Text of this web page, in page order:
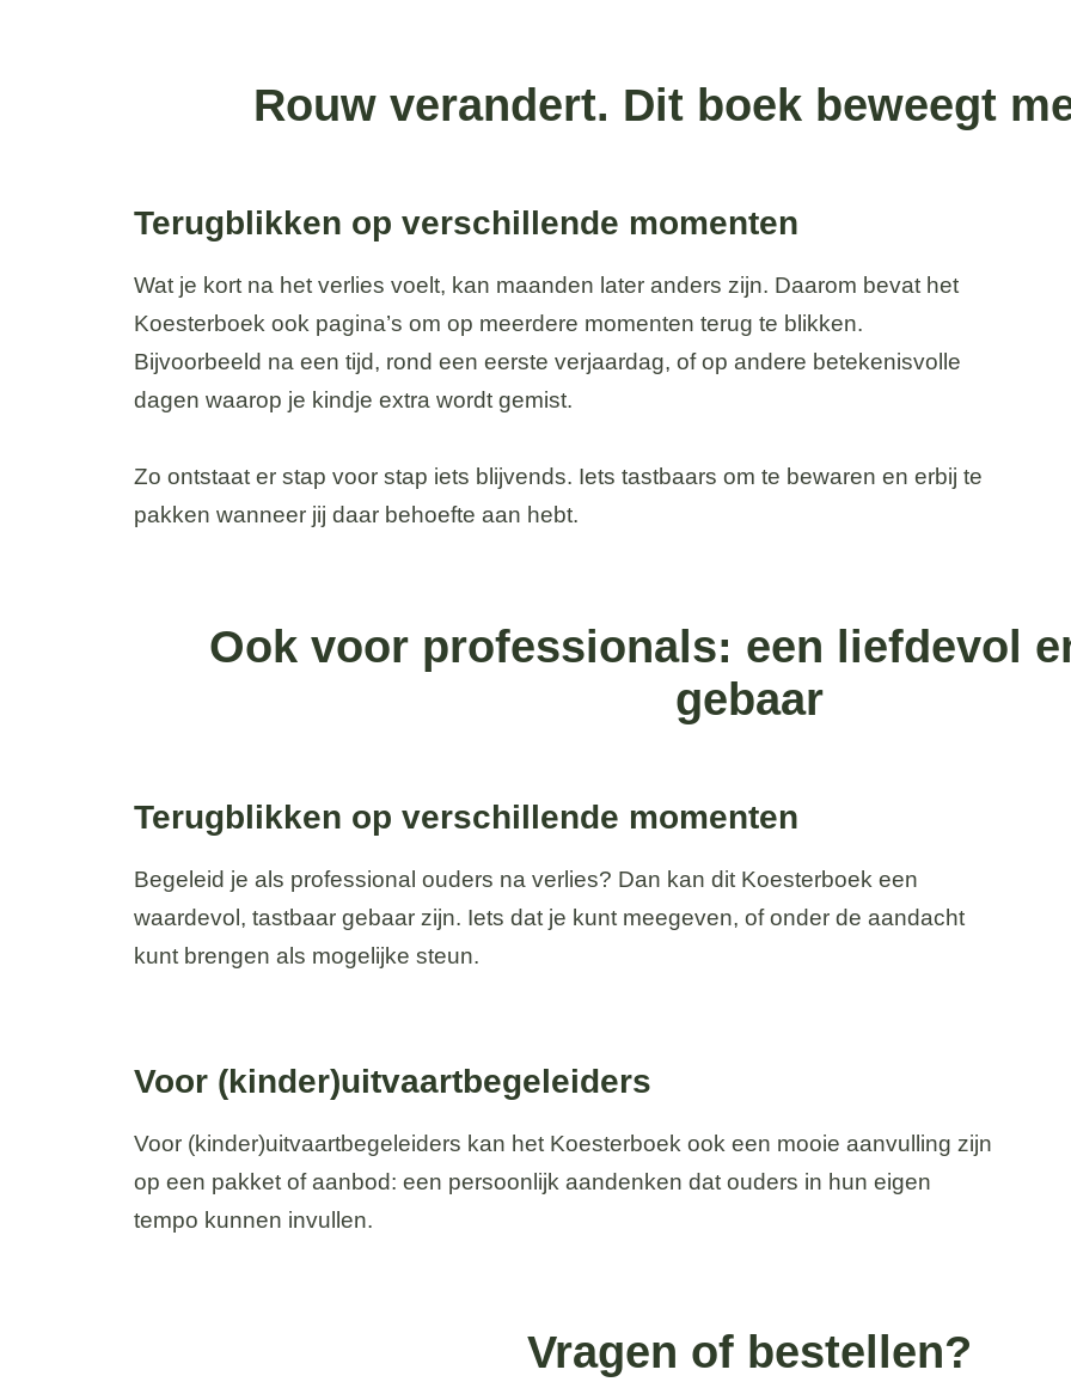
Rouw verandert. Dit boek beweegt
Terugblikken op verschillende momenten
Wat je kort na het verlies voelt, kan maanden later anders zijn. Daarom bevat het
Koesterboek ook pagina’s om op meerdere momenten terug te blikken.
Bijvoorbeeld na een tijd, rond een eerste verjaardag, of op andere betekenisvolle
dagen waarop je kindje extra wordt gemist.
Zo ontstaat er stap voor stap iets blijvends. Iets tastbaars om te bewaren en erbij te
pakken wanneer jij daar behoefte aan hebt.
Ook voor professionals: een liefdevol
gebaar
Terugblikken op verschillende momenten
Begeleid je als professional ouders na verlies? Dan kan dit Koesterboek een
waardevol, tastbaar gebaar zijn. Iets dat je kunt meegeven, of onder de aandacht
kunt brengen als mogelijke steun.
Voor (kinder)uitvaartbegeleiders
Voor (kinder)uitvaartbegeleiders kan het Koesterboek ook een mooie aanvulling zijn
op een pakket of aanbod: een persoonlijk aandenken dat ouders in hun eigen
tempo kunnen invullen.
Vragen of bestellen?